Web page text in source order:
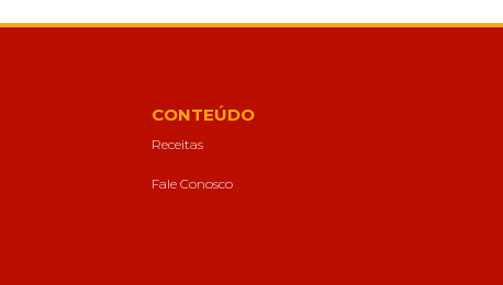
CONTEÚDO
Receitas
Fale Conosco